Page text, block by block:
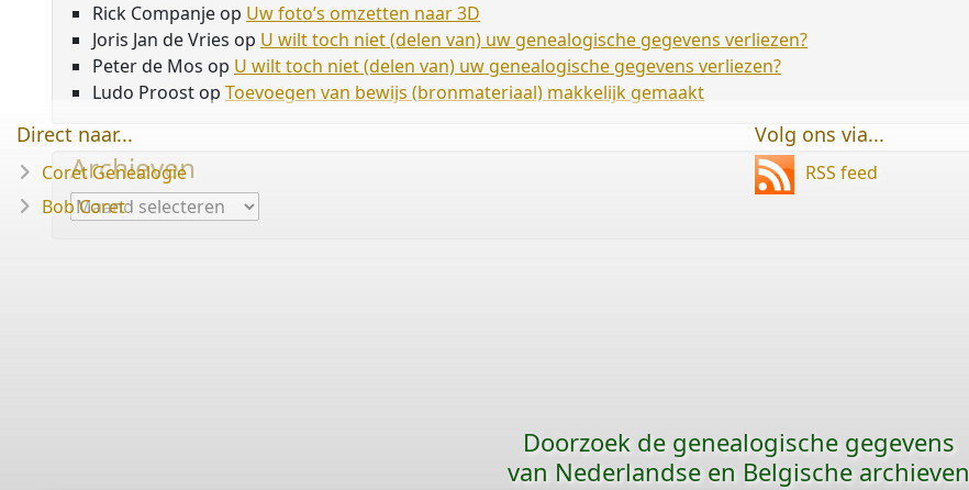
Rick Companje op Uw foto’s omzetten naar 3D
Joris Jan de Vries op U wilt toch niet (delen van) uw genealogische gegevens verliezen?
Peter de Mos op U wilt toch niet (delen van) uw genealogische gegevens verliezen?
Ludo Proost op Toevoegen van bewijs (bronmateriaal) makkelijk gemaakt
Archieven
Archieven
Direct naar...
Coret Genealogie
Bob Coret
Volg ons via...
RSS feed
Doorzoek de genealogische gegevens
van Nederlandse en Belgische archieven